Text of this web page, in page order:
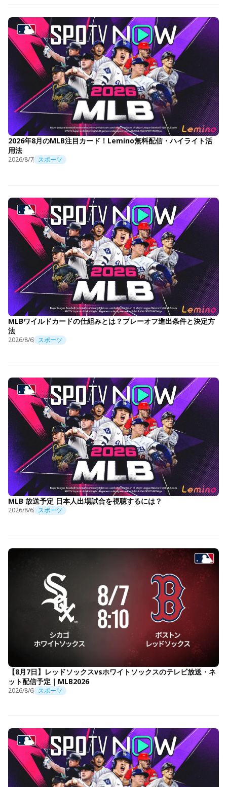
2026年8月のMLB注目カード！Lemino無料配信・ハイライト活
用法
2026/8/7 スポーツ
MLBワイルドカードの仕組みとは？プレーオフ進出条件と決定方
法
2026/8/6 スポーツ
MLB 放送予定 日本人出場試合を視聴するには？
2026/8/6 スポーツ
【8月7日】レッドソックスvsホワイトソックスのテレビ放送・ネ
ット配信予定｜MLB2026
2026/8/6 スポーツ